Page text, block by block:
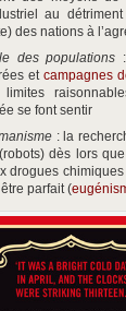
au
des nations à
des populations
etcampagnes
se font sentir
: la
dès lors
drogues
parfait (